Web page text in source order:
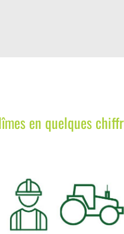
en quelques